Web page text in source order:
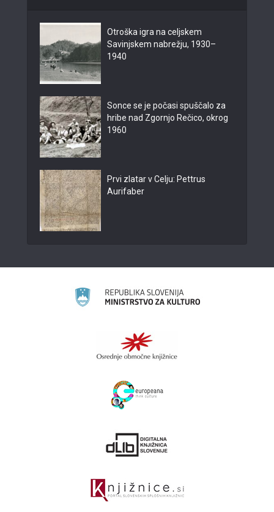
Otroška igra na celjskem
Savinjskem nabrežju, 1930–
1940
Sonce se je počasi spuščalo za
hribe nad Zgornjo Rečico, okrog
1960
Prvi zlatar v Celju: Pettrus
Aurifaber